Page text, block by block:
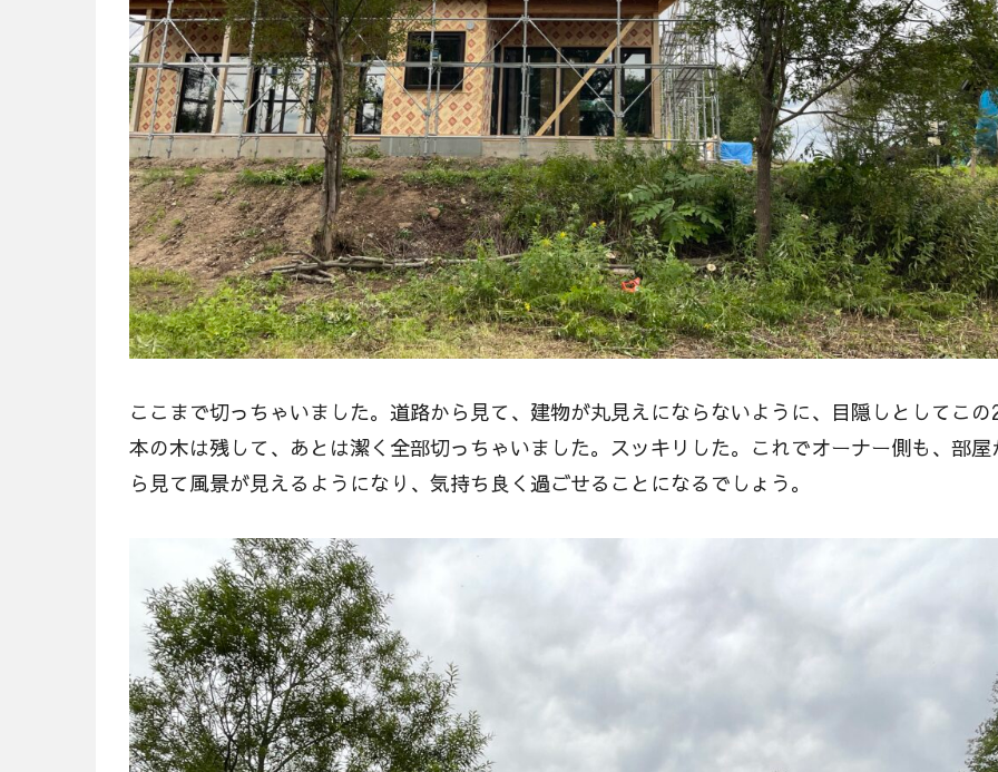
ここまで切っちゃいました。道路から見て、建物が丸見えにならないように、目隠しとしてこの
本の木は残して、あとは潔く全部切っちゃいました。スッキリした。これでオーナー側も、部屋
ら見て風景が見えるようになり、気持ち良く過ごせることになるでしょう。